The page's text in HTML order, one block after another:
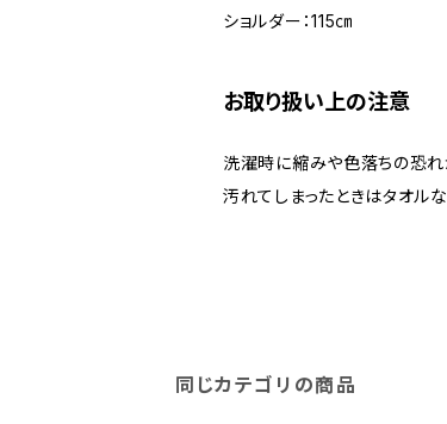
ショルダー：115㎝
お取り扱い上の注意
洗濯時に縮みや色落ちの恐れ
汚れてしまったときはタオル
同じカテゴリの商品